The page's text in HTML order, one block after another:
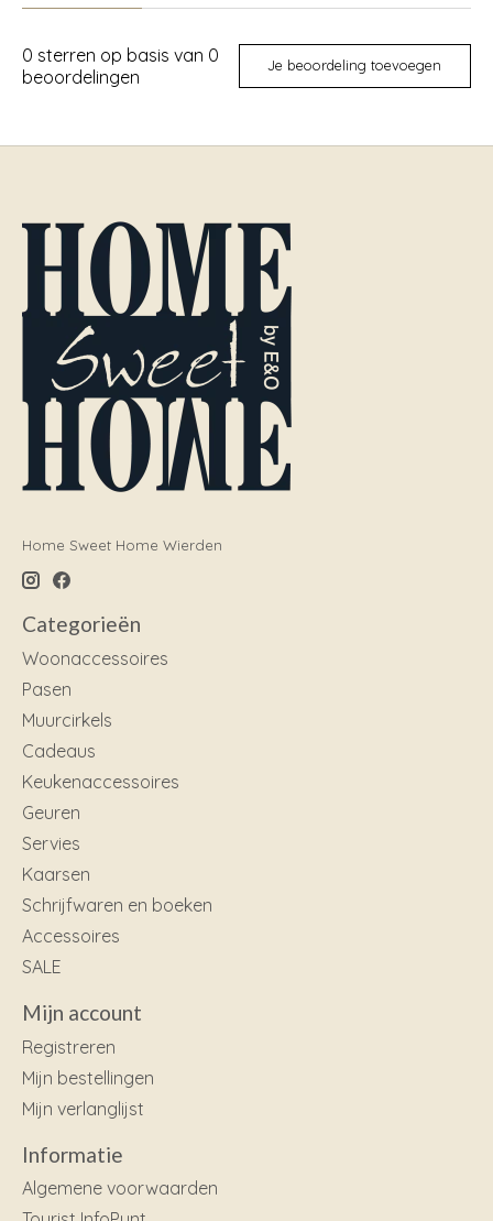
0 sterren op basis van 0
beoordelingen
Je beoordeling toevoegen
Home Sweet Home Wierden
Categorieën
Woonaccessoires
Pasen
Muurcirkels
Cadeaus
Keukenaccessoires
Geuren
Servies
Kaarsen
Schrijfwaren en boeken
Accessoires
SALE
Mijn account
Registreren
Mijn bestellingen
Mijn verlanglijst
Informatie
Algemene voorwaarden